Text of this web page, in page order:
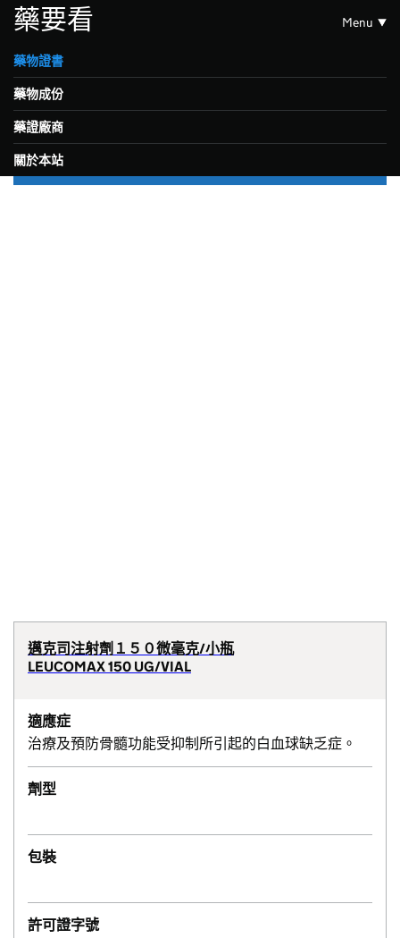
藥要看 Menu
藥物證書
藥物成份
藥證廠商
關於本站
邁克司注射劑１５０微毫克/小瓶
LEUCOMAX 150 UG/VIAL
適應症
治療及預防骨髓功能受抑制所引起的白血球缺乏症。
劑型
包裝
許可證字號